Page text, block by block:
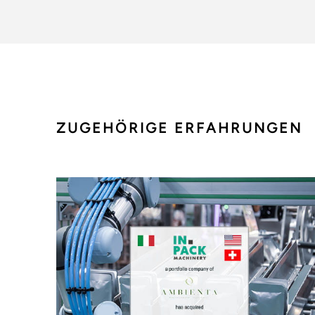
ZUGEHÖRIGE ERFAHRUNGEN